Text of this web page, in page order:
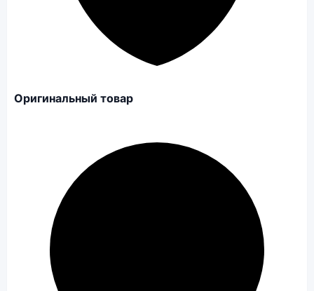
Оригинальный товар